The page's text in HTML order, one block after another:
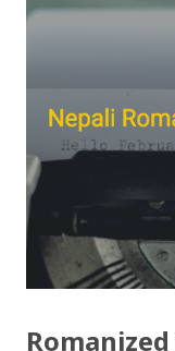
मैचासमेत गरी आठ
नेपाली किबोर्डको
सकिन्छ । थिम हाम्रो
थिम पनि थपिएको छ ।
मन पर्ने थिम छान्न
डिजाइनमा किबोर्ड